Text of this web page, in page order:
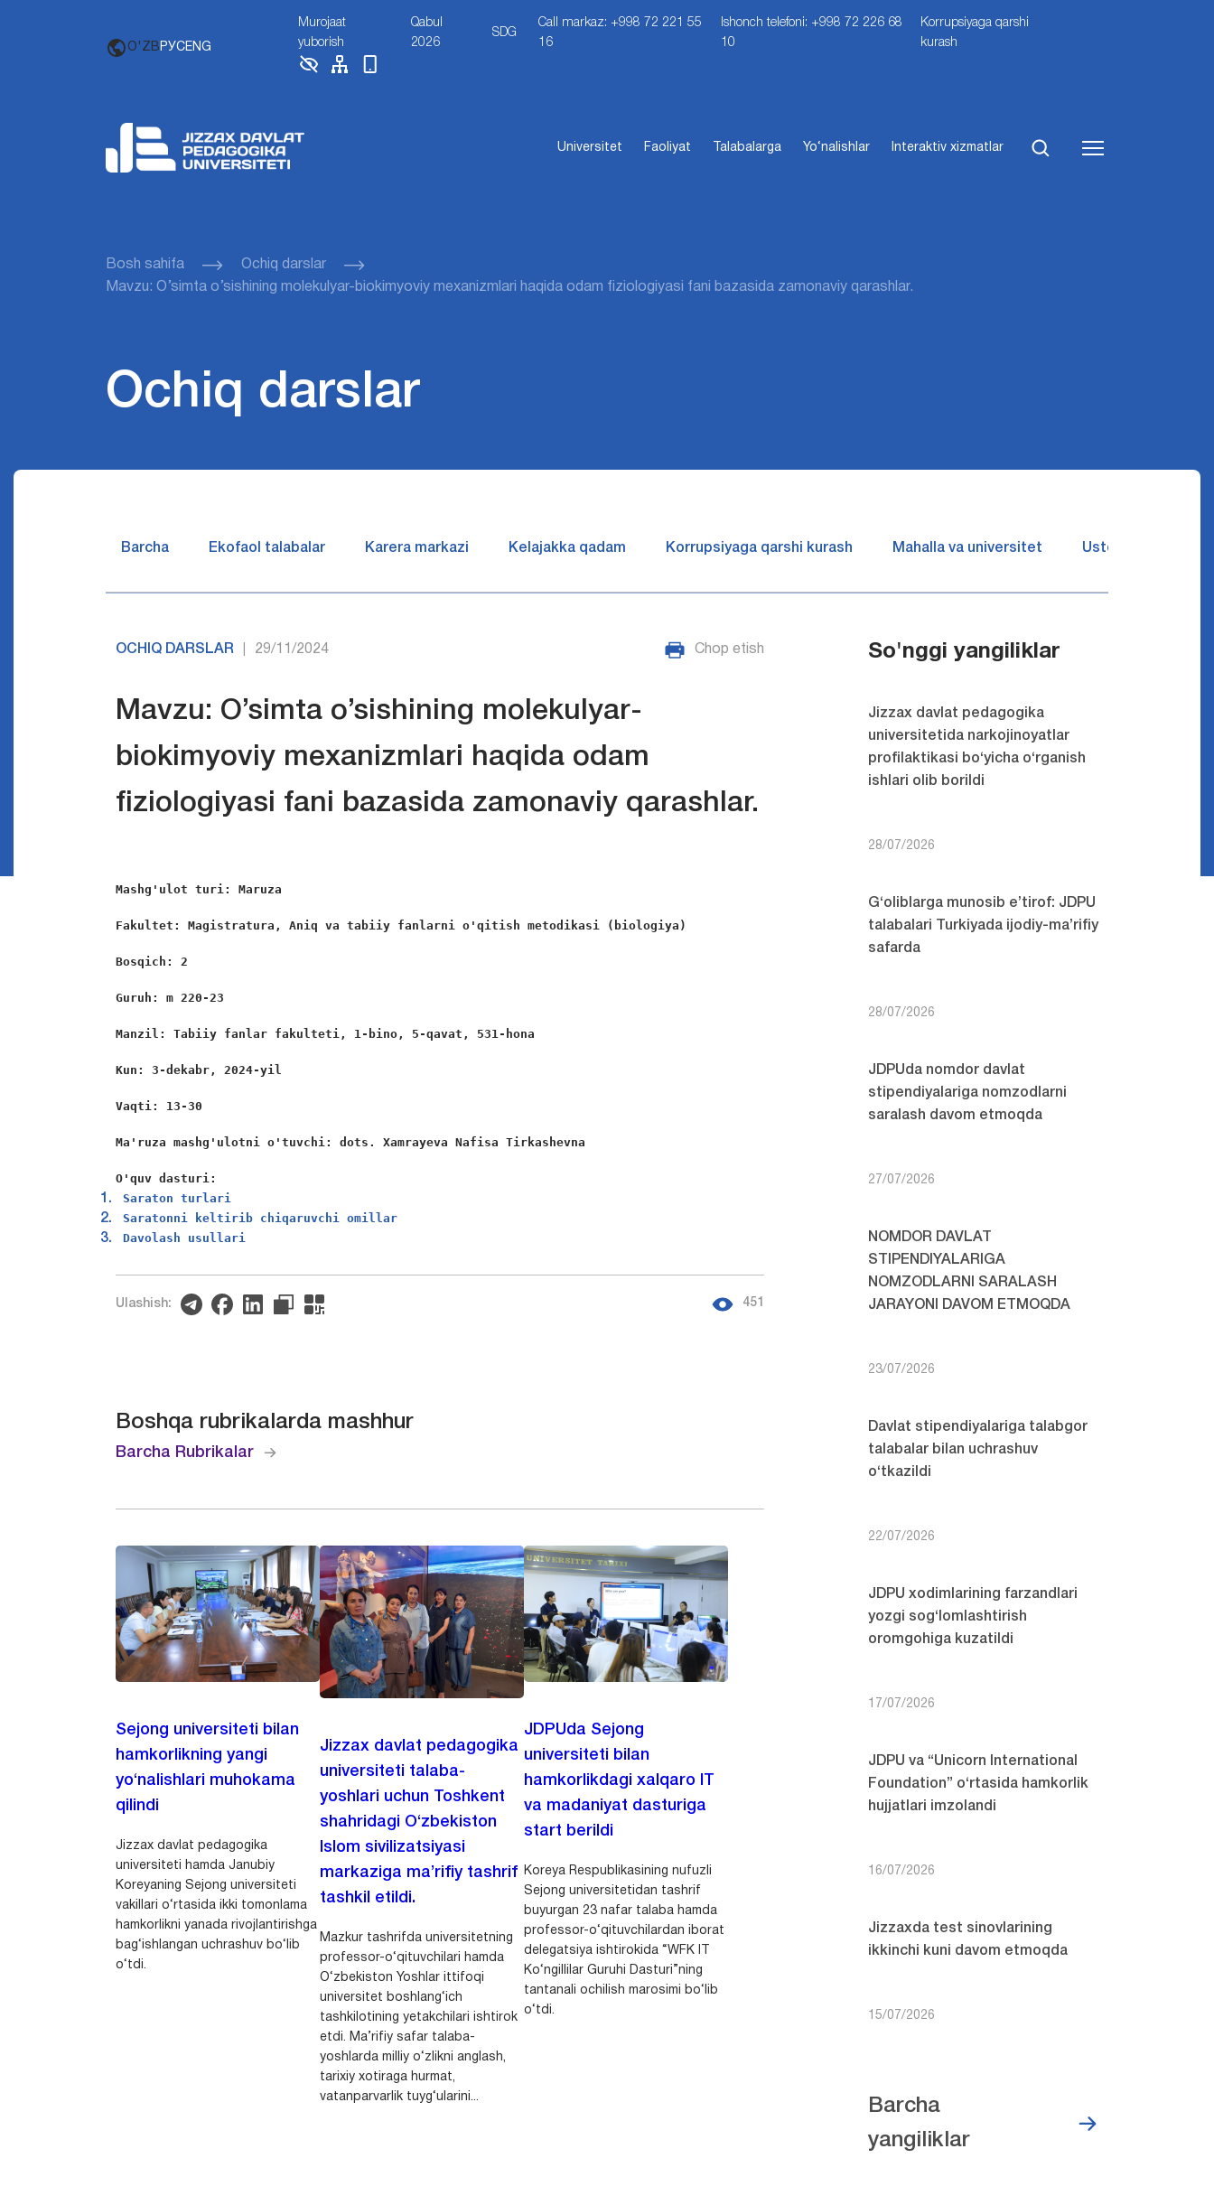
O'ZB РУСENG
Murojaat
yuborish
Qabul
2026
SDG
Call markaz: +998 72 221 55
16
Ishonch telefoni: +998 72 226 68
10
Korrupsiyaga qarshi
kurash
Universitet Faoliyat Talabalarga Yo‘nalishlar Interaktiv xizmatlar
Bosh sahifa
Ochiq darslar
Mavzu: O’simta o’sishining molеkulyar-biokimyoviy mеxanizmlari haqida odam fiziologiyasi fani bazasida zamonaviy qarashlar.
Ochiq darslar
Barcha Ekofaol talabalar Karera markazi Kelajakka qadam Korrupsiyaga qarshi kurash Mahalla va universitet Ustozlar suhbatin
OCHIQ DARSLAR 29/11/2024 Chop etish
Mavzu: O’simta o’sishining molеkulyar-
biokimyoviy mеxanizmlari haqida odam
fiziologiyasi fani bazasida zamonaviy qarashlar.
Mashg'ulot turi: Maruza
Fakultet: Magistratura, Aniq va tabiiy fanlarni o'qitish metodikasi (biologiya)
Bosqich: 2
Guruh: m 220-23
Manzil: Tabiiy fanlar fakulteti, 1-bino, 5-qavat, 531-hona
Kun: 3-dekabr, 2024-yil
Vaqti: 13-30
Ma'ruza mashg'ulotni o'tuvchi: dots. Xamrayeva Nafisa Tirkashevna
O'quv dasturi:
Saraton turlari
Saratonni keltirib chiqaruvchi omillar
Davolash usullari
Ulashish: 451
Boshqa rubrikalarda mashhur
Barcha Rubrikalar
Sejong universiteti bilan
hamkorlikning yangi
yo‘nalishlari muhokama
qilindi
Jizzax davlat pedagogika
universiteti hamda Janubiy
Koreyaning Sejong universiteti
vakillari o‘rtasida ikki tomonlama
hamkorlikni yanada rivojlantirishga
bag‘ishlangan uchrashuv bo‘lib
o‘tdi.
Jizzax davlat pedagogika
universiteti talaba-
yoshlari uchun Toshkent
shahridagi O‘zbekiston
Islom sivilizatsiyasi
markaziga ma’rifiy tashrif
tashkil etildi.
Mazkur tashrifda universitetning
professor-o‘qituvchilari hamda
O‘zbekiston Yoshlar ittifoqi
universitet boshlang‘ich
tashkilotining yetakchilari ishtirok
etdi. Ma’rifiy safar talaba-
yoshlarda milliy o‘zlikni anglash,
tarixiy xotiraga hurmat,
vatanparvarlik tuyg‘ularini...
JDPUda Sejong
universiteti bilan
hamkorlikdagi xalqaro IT
va madaniyat dasturiga
start berildi
Koreya Respublikasining nufuzli
Sejong universitetidan tashrif
buyurgan 23 nafar talaba hamda
professor-o‘qituvchilardan iborat
delegatsiya ishtirokida “WFK IT
Ko‘ngillilar Guruhi Dasturi”ning
tantanali ochilish marosimi bo‘lib
o‘tdi.
So'nggi yangiliklar
Jizzax davlat pedagogika
universitetida narkojinoyatlar
profilaktikasi bo‘yicha o‘rganish
ishlari olib borildi
28/07/2026
G‘oliblarga munosib e’tirof: JDPU
talabalari Turkiyada ijodiy-ma’rifiy
safarda
28/07/2026
JDPUda nomdor davlat
stipendiyalariga nomzodlarni
saralash davom etmoqda
27/07/2026
NOMDOR DAVLAT
STIPENDIYALARIGA
NOMZODLARNI SARALASH
JARAYONI DAVOM ETMOQDA
23/07/2026
Davlat stipendiyalariga talabgor
talabalar bilan uchrashuv
o‘tkazildi
22/07/2026
JDPU xodimlarining farzandlari
yozgi sog‘lomlashtirish
oromgohiga kuzatildi
17/07/2026
JDPU va “Unicorn International
Foundation” o‘rtasida hamkorlik
hujjatlari imzolandi
16/07/2026
Jizzaxda test sinovlarining
ikkinchi kuni davom etmoqda
15/07/2026
Barcha
yangiliklar